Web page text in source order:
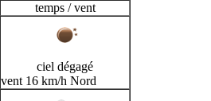
temps / vent
ciel dégagé
vent 16 km/h Nord